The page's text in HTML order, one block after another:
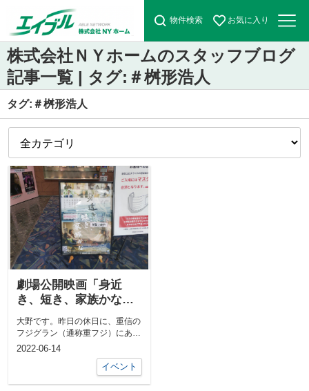
物件検索 お気に入り
株式会社ＮＹホームのスタッフブログ
記事一覧 | タグ:＃桝形浩人
タグ:＃桝形浩人
劇場公開映画「身近
き、短き、家族かな」
大野です。昨日の休日に、重信の
フジグラン（通称重フジ）にある
シネマサンシャインで公開中の映
2022-06-14
イベント